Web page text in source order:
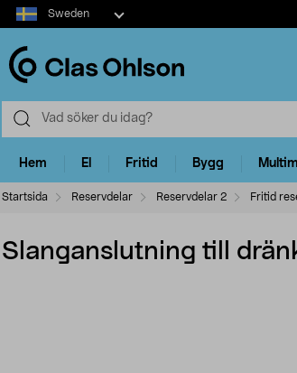
Select
market
Sweden
Hem El Fritid Bygg
Startsida Reservdelar Reservdelar 2 Fritid
Slanganslutning till